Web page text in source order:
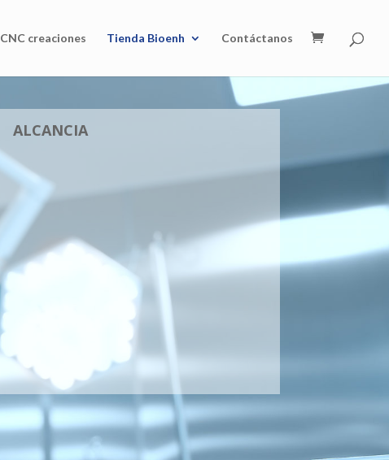
CNC creaciones Tienda Bioenh Contáctanos
ALCANCIA